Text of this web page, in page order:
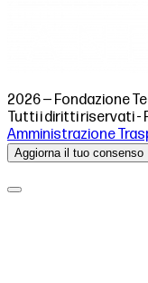
2026 — Fondazione
Tutti i diritti riservati -
Amministrazione
Aggiorna il tuo consenso